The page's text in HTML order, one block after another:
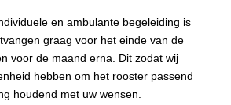
en ambulante begeleiding is
graag voor het einde van de
voor de maand erna. Dit zodat wij
hebben om het rooster passend
houdend met uw wensen.